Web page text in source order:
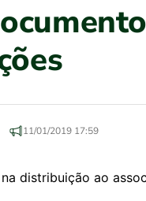
11/01/2019 17:59